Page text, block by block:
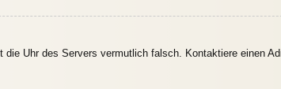
Uhr des Servers vermutlich falsch. Kontaktiere einen